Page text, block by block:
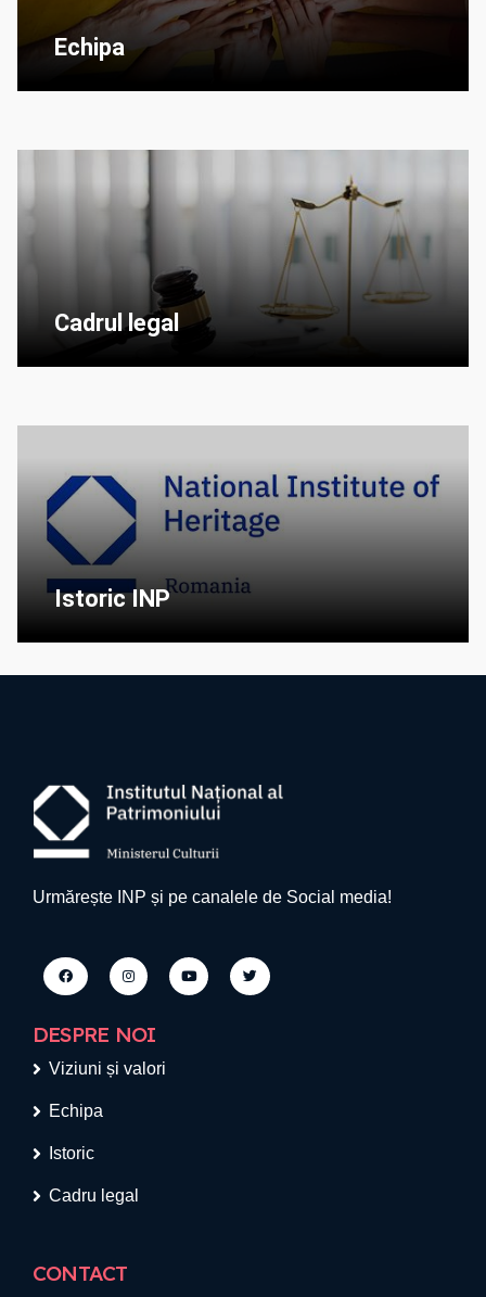
Echipa
Cadrul legal
Istoric INP
Urmărește INP și pe canalele de Social media!
DESPRE NOI
Viziuni și valori
Echipa
Istoric
Cadru legal
CONTACT